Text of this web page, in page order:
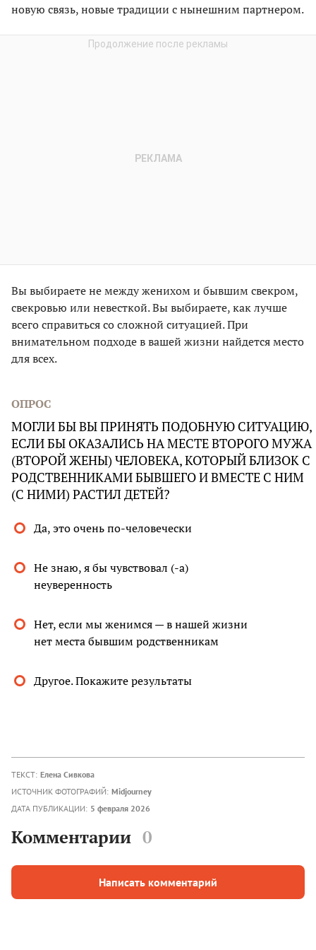
новую связь, новые традиции с нынешним партнером.
Вы выбираете не между женихом и бывшим свекром,
свекровью или невесткой. Вы выбираете, как лучше
всего справиться со сложной ситуацией. При
внимательном подходе в вашей жизни найдется место
для всех.
ОПРОС
МОГЛИ БЫ ВЫ ПРИНЯТЬ ПОДОБНУЮ СИТУАЦИЮ,
ЕСЛИ БЫ ОКАЗАЛИСЬ НА МЕСТЕ ВТОРОГО МУЖА
(ВТОРОЙ ЖЕНЫ) ЧЕЛОВЕКА, КОТОРЫЙ БЛИЗОК С
РОДСТВЕННИКАМИ БЫВШЕГО И ВМЕСТЕ С НИМ
(С НИМИ) РАСТИЛ ДЕТЕЙ?
Да, это очень по-человечески
Не знаю, я бы чувствовал (-а)
неуверенность
Нет, если мы женимся — в нашей жизни
нет места бывшим родственникам
Другое. Покажите результаты
ТЕКСТ: Елена Сивкова
ИСТОЧНИК ФОТОГРАФИЙ: Midjourney
ДАТА ПУБЛИКАЦИИ: 5 февраля 2026
Комментарии 0
Написать комментарий